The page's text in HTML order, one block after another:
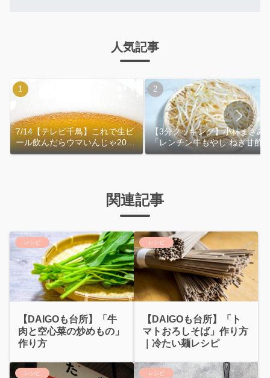
人気記事
7/14【テレビ千鳥】これで生ビ
ール飲んだらウマいんじゃ2026
｜おおよその作り方
【3分クッキング】小林まさみ
「レンチン牛もやし ねぎ甘酢
れ」作り方
関連記事
レシピ
【DAIGOも台所】「牛
肉と空心菜の炒めもの」
作り方
レシピ
【DAIGOも台所】「ト
マトおろしそば」作り方
｜冷たい麺レシピ
レシピ レシピ